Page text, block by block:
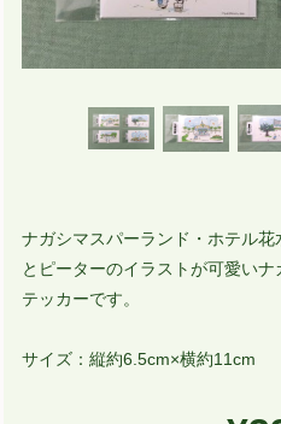
ナガシマスパーランド・ホテル
とピーターのイラストが可愛い
テッカーです。
サイズ：縦約6.5cm×横約11cm